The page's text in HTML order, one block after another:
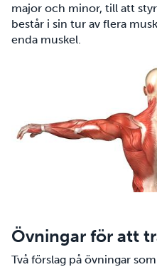
major och minor, till att
består i sin tur av flera
enda muskel.
Övningar för att
Två förslag på övningar